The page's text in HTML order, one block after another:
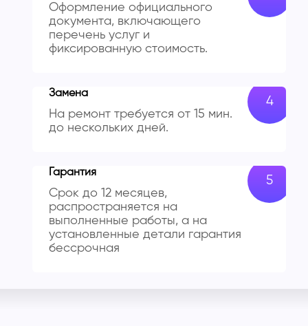
Оформление официального
документа, включающего
перечень услуг и
фиксированную стоимость.
Замена
На ремонт требуется от 15 мин.
до нескольких дней.
Гарантия
Срок до 12 месяцев,
распространяется на
выполненные работы, а на
установленные детали гарантия
бессрочная